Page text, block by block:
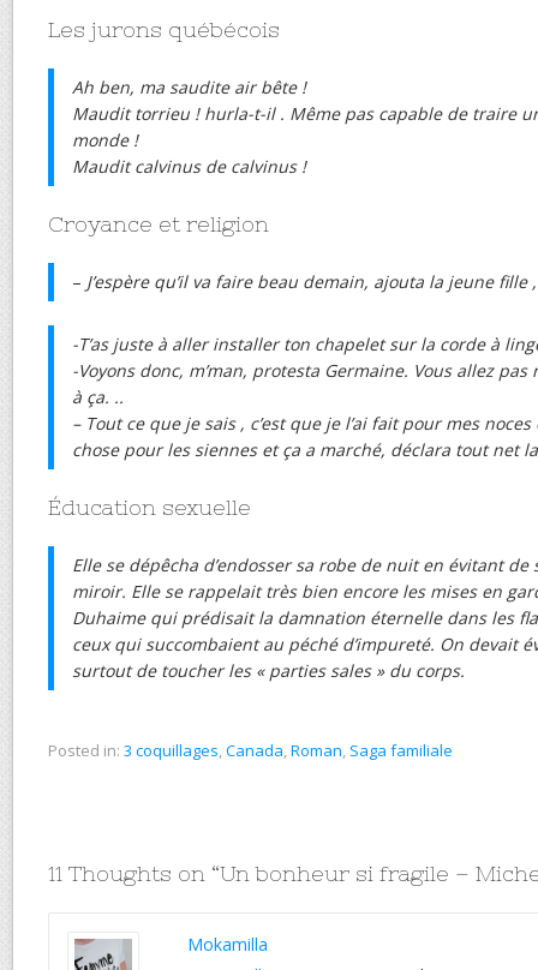
Les jurons québécois
Ah ben, ma saudite air bête !
Maudit torrieu ! hurla-t-il . Même pas capable de traire
monde !
Maudit calvinus de calvinus !
Croyance et religion
– J’espère qu’il va faire beau demain, ajouta la jeune fille
-T’as juste à aller installer ton chapelet sur la corde à
-Voyons donc, m’man, protesta Germaine. Vous allez
à ça. ..
– Tout ce que je sais , c’est que je l’ai fait pour mes
chose pour les siennes et ça a marché, déclara tout net
Éducation sexuelle
Elle se dépêcha d’endosser sa robe de nuit en évitant
miroir. Elle se rappelait très bien encore les mises en
Duhaime qui prédisait la damnation éternelle dans les
ceux qui succombaient au péché d’impureté. On devait
surtout de toucher les « parties sales » du corps.
Posted in: 3 coquillages,Canada,Roman, Saga familiale
11 Thoughts on “Un bonheur si fragile –
Mokamilla